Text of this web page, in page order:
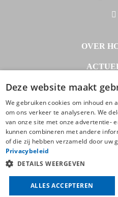
OVER
OVER
Algemene voorwaarden
Realisatie: RB-Media
Deze website maakt
We gebruiken cookies om inhoud en
om ons verkeer te analyseren. We
van onze site met onze advertentie-
kunnen combineren met andere
of die zij hebben verzameld door uw
Privacybeleid
DETAILS WEERGEVEN
ALLES ACCEPTEREN